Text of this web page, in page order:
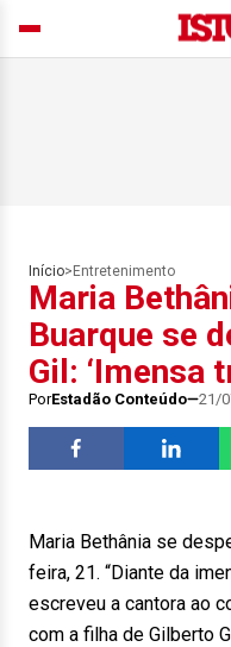
Início> Entretenimento
Maria
Buarque se
Gil: ‘Imensa
PorEstadão Conteúdo 21/
Maria Bethânia se
feira, 21. “Diante da
escreveu a cantora ao
com a filha de Gilberto